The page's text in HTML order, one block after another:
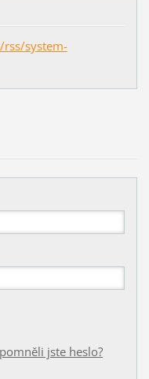
rss/system-
jste heslo?